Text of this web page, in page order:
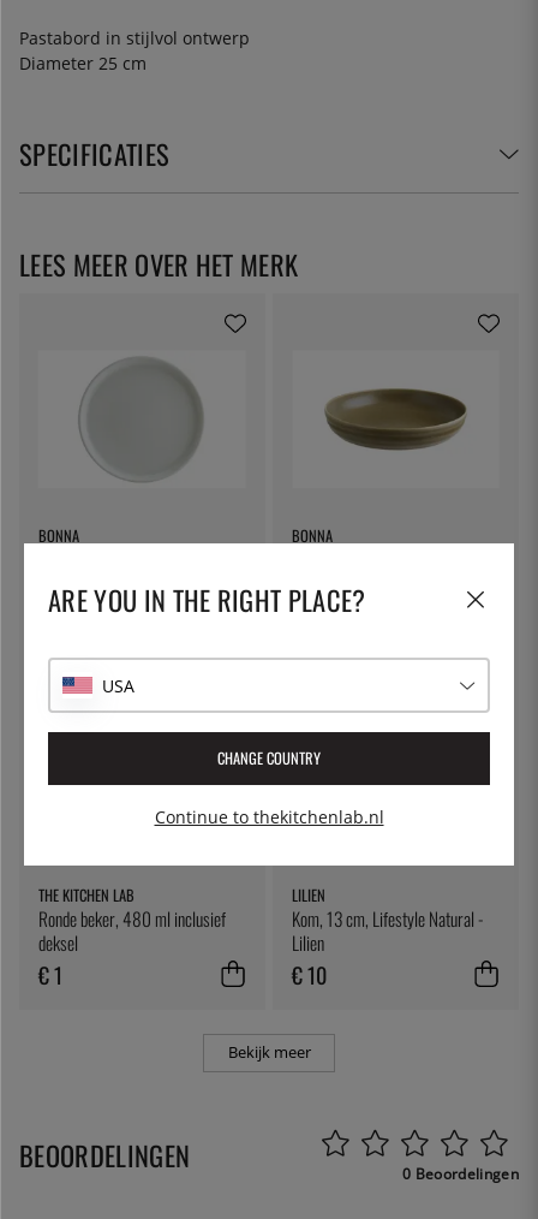
Pastabord in stijlvol ontwerp
Diameter 25 cm
SPECIFICATIES
BONNA
€ 10
BONNA
Bonna
€ 12
THE KITCHEN LAB
Ronde beker, 480 ml inclusief
deksel
€ 1
LILIEN
Kom, 13 cm, Lifestyle Natural -
Lilien
€ 10
Bekijk meer
LEES MEER OVER HET MERK
BEOORDELINGEN 0 Beoordelingen
ARE YOU IN THE RIGHT PLACE?
USA
CHANGE COUNTRY
Continue to thekitchenlab.nl